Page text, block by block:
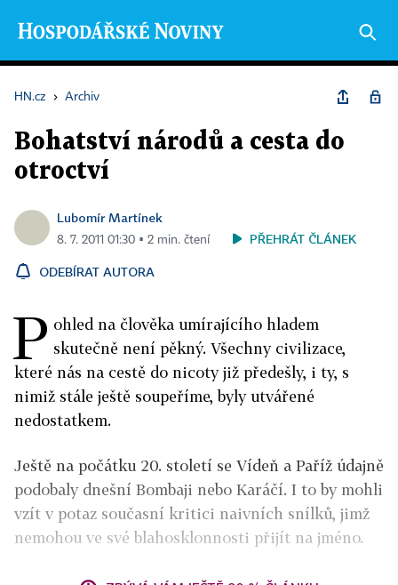
HN.cz › Archiv
Bohatství národů a cesta do
otroctví
Lubomír Martínek
8. 7. 2011 01:30 ▪ 2 min. čtení PŘEHRÁT ČLÁNEK
ODEBÍRAT AUTORA
P ohled na člověka umírajícího hladem
skutečně není pěkný. Všechny civilizace,
které nás na cestě do nicoty již předešly, i ty, s
nimiž stále ještě soupeříme, byly utvářené
nedostatkem.
Ještě na počátku 20. století se Vídeň a Paříž údajně
podobaly dnešní Bombaji nebo Karáčí. I to by mohli
vzít v potaz současní kritici naivních snílků, jimž
nemohou ve své blahosklonnosti přijít na jméno.